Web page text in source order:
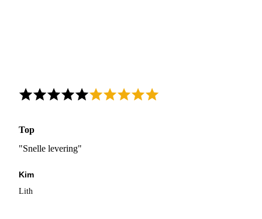
Top
"Snelle levering"
Kim
Lith